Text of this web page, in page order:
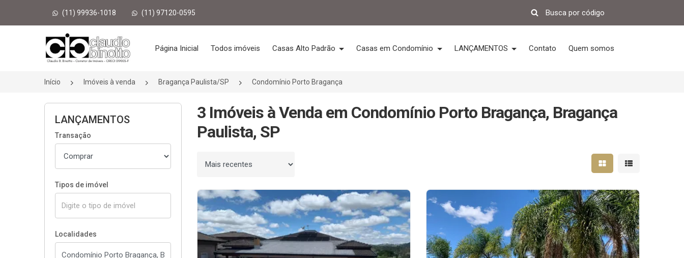
(11) 99936-1018 (11) 97120-0595
Página inicial
Página Inicial Todos imóveis Casas Alto Padrão Casas em Condomínio LANÇAMENTOS Contato Quem somos
Início Imóveis à venda Bragança Paulista/SP Condomínio Porto Bragança
LANÇAMENTOS
Transação
Tipos de imóvel
Localidades
3 Imóveis à Venda em Condomínio Porto Bragança, Bragança
Paulista, SP
Ordenar por Mostrar resultados em
Mostrar